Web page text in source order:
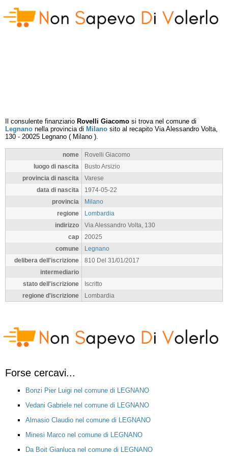
Il consulente finanziario Rovelli Giacomo si trova nel comune di
Legnano nella provincia di Milano sito al recapito Via Alessandro Volta,
130 - 20025 Legnano ( Milano ).
nome
Rovelli Giacomo
luogo di nascita
Busto Arsizio
provincia di nascita
Varese
data di nascita
1974-05-22
provincia
Milano
regione
Lombardia
indirizzo
Via Alessandro Volta, 130
cap
20025
comune
Legnano
delibera dell'iscrizione
810 Del 31/01/2017
intermediario
stato dell'iscrizione
Iscritto
regione d'iscrizione
Lombardia
Forse cercavi...
Bonzi Pier Luigi nel comune di LEGNANO
Vedani Gabriele nel comune di LEGNANO
Almasio Claudio nel comune di LEGNANO
Minesi Marco nel comune di LEGNANO
Da Boit Gianluca nel comune di LEGNANO